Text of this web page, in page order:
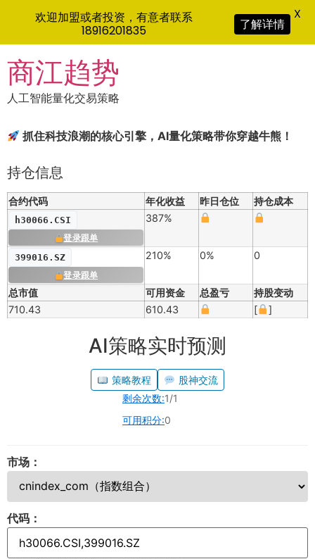
to
content
商江趋势
人工智能量化交易策略
抓住科技浪潮的核心引擎，AI量化策略带你穿越牛熊！
持仓信息
合约代码 年化收益 昨日仓位 持仓成本
h30066.CSI
登录跟单
387%
399016.SZ
登录跟单
210% 0% 0
总市值 可用资金 总盈亏
持股变动
710.43
610.43 [ ]
AI策略实时预测
策略教程
股神交流
剩余次数:1/1
可用积分:0
市场：
代码：
欢迎加盟或者投资，有意者联系
18916201835
了解详情
X